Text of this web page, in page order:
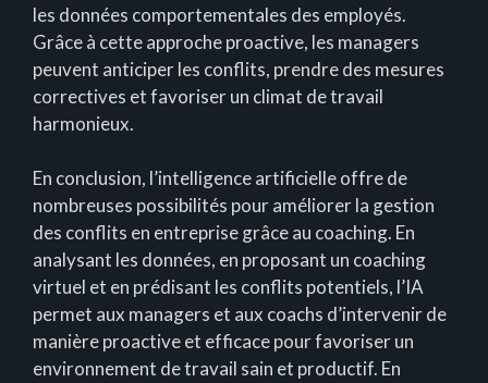
les données comportementales des employés.
Grâce à cette approche proactive, les managers
peuvent anticiper les conflits, prendre des mesures
correctives et favoriser un climat de travail
harmonieux.
En conclusion, l’intelligence artificielle offre de
nombreuses possibilités pour améliorer la gestion
des conflits en entreprise grâce au coaching. En
analysant les données, en proposant un coaching
virtuel et en prédisant les conflits potentiels, l’IA
permet aux managers et aux coachs d’intervenir de
manière proactive et efficace pour favoriser un
environnement de travail sain et productif. En